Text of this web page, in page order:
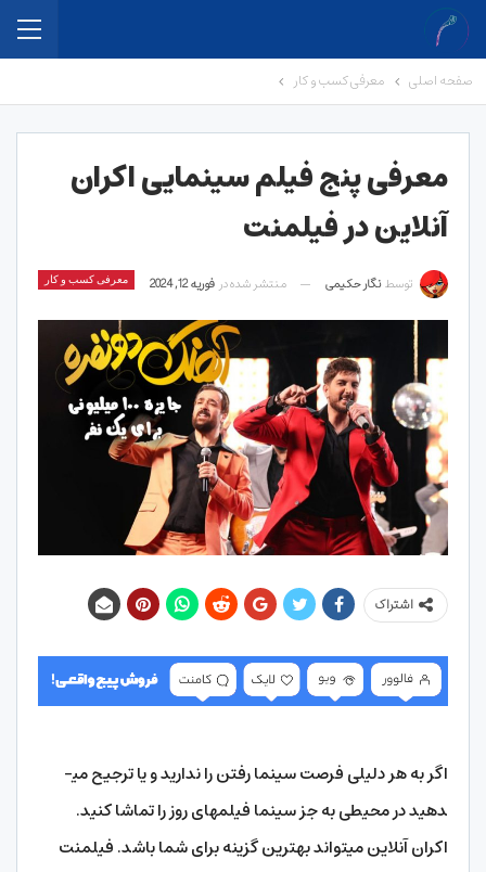
صفحه اصلی معرفی کسب و کار
معرفی پنج فیلم سینمایی اکران
آنلاین در فیلم­نت
معرفی کسب و کار توسط نگار حکیمی منتشر شده در فوریه 12, 2024
اشتراک
اگر به هر دلیلی فرصت سینما رفتن را ندارید و یا ترجیح می­
دهید در محیطی به جز سینما فیلم­های روز را تماشا کنید.
اکران آنلاین می­تواند بهترین گزینه برای شما باشد. فیلم­نت